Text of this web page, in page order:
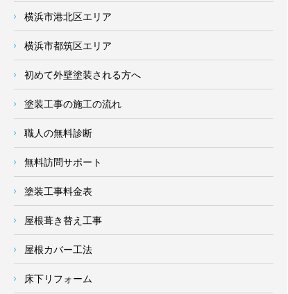
横浜市港北区エリア
横浜市都筑区エリア
初めて外壁塗装される方へ
塗装工事の施工の流れ
職人の無料診断
無料訪問サポート
塗装工事料金表
屋根葺き替え工事
屋根カバー工法
床下リフォーム